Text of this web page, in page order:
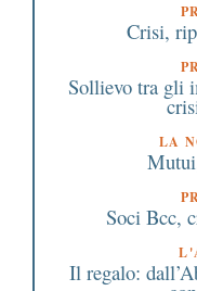
Crisi,
Sollievo tra gli
LA
Soci Bcc,
Il regalo: